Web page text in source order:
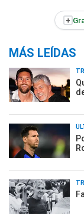
+
MÁS LEÍDAS